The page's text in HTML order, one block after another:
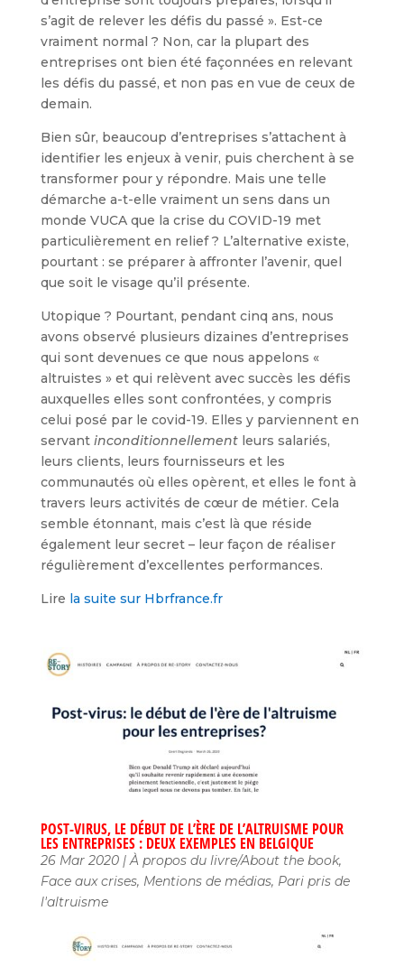
s’agit de relever les défis du passé ». Est-ce
vraiment normal ? Non, car la plupart des
entreprises ont bien été façonnées en relevant
les défis du passé, et non pas en vue de ceux de
demain.
Bien sûr, beaucoup d’entreprises s’attachent à
identifier les enjeux à venir, puis cherchent à se
transformer pour y répondre. Mais une telle
démarche a-t-elle vraiment un sens dans un
monde VUCA que la crise du COVID-19 met
particulièrement en relief ? L’alternative existe,
pourtant : se préparer à affronter l’avenir, quel
que soit le visage qu’il présente.
Utopique ? Pourtant, pendant cinq ans, nous
avons observé plusieurs dizaines d’entreprises
qui sont devenues ce que nous appelons «
altruistes » et qui relèvent avec succès les défis
auxquelles elles sont confrontées, y compris
celui posé par le covid-19. Elles y parviennent en
servant inconditionnellementleurs salariés,
leurs clients, leurs fournisseurs et les
communautés où elles opèrent, et elles le font à
travers leurs activités de cœur de métier. Cela
semble étonnant, mais c’est là que réside
également leur secret – leur façon de réaliser
régulièrement d’excellentes performances.
Lire la suite sur Hbrfrance.fr
POST-VIRUS, LE DÉBUT DE L’ÈRE DE L’ALTRUISME POUR
LES ENTREPRISES : DEUX EXEMPLES EN BELGIQUE
26 Mar 2020|À propos du livre/About the book,
Face aux crises, Mentions de médias, Pari pris de
l'altruisme